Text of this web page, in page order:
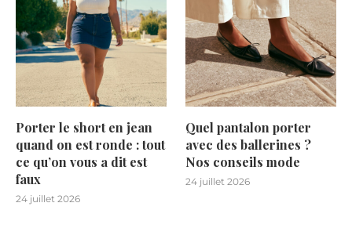
Porter le short en jean
quand on est ronde : tout
ce qu’on vous a dit est
faux
24 juillet 2026
Quel pantalon porter
avec des ballerines ?
Nos conseils mode
24 juillet 2026